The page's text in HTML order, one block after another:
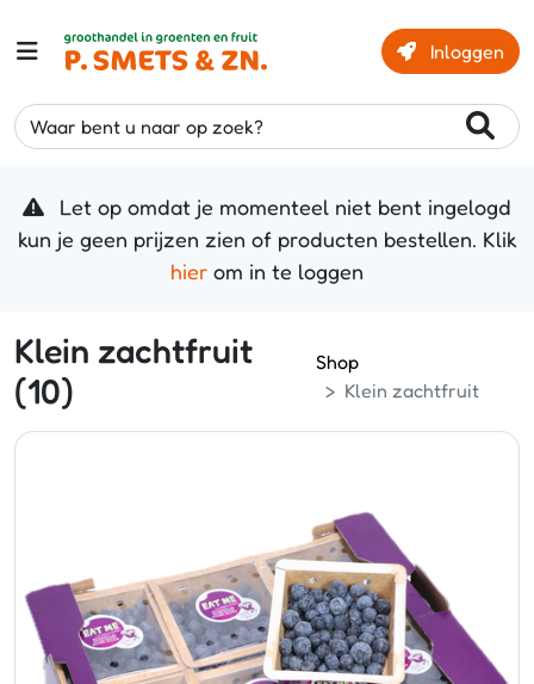
Inloggen
Waar bent u naar op zoek?
Let op omdat je momenteel niet bent ingelogd
kun je geen prijzen zien of producten bestellen. Klik
hier om in te loggen
Klein zachtfruit
(10)
Shop
Klein zachtfruit